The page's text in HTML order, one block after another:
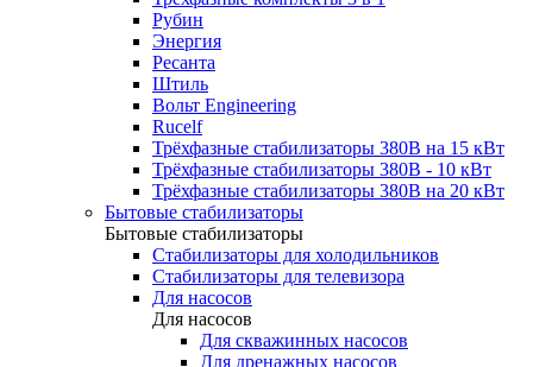
Рубин
Энергия
Ресанта
Штиль
Вольт Engineering
Rucelf
Трёхфазные стабилизаторы 380В на 15 кВт
Трёхфазные стабилизаторы 380В - 10 кВт
Трёхфазные стабилизаторы 380В на 20 кВт
Бытовые стабилизаторы
Бытовые стабилизаторы
Стабилизаторы для холодильников
Стабилизаторы для телевизора
Для насосов
Для насосов
Для скважинных насосов
Для дренажных насосов